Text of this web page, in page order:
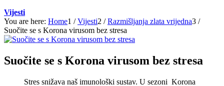
Vijesti
You are here: Home1 / Vijesti2 / Razmišljanja zlata vrijedna3 /
Suočite se s Korona virusom bez stresa
Suočite se s Korona virusom bez stresa
Stres snižava naš imunološki sustav. U sezoni Korona